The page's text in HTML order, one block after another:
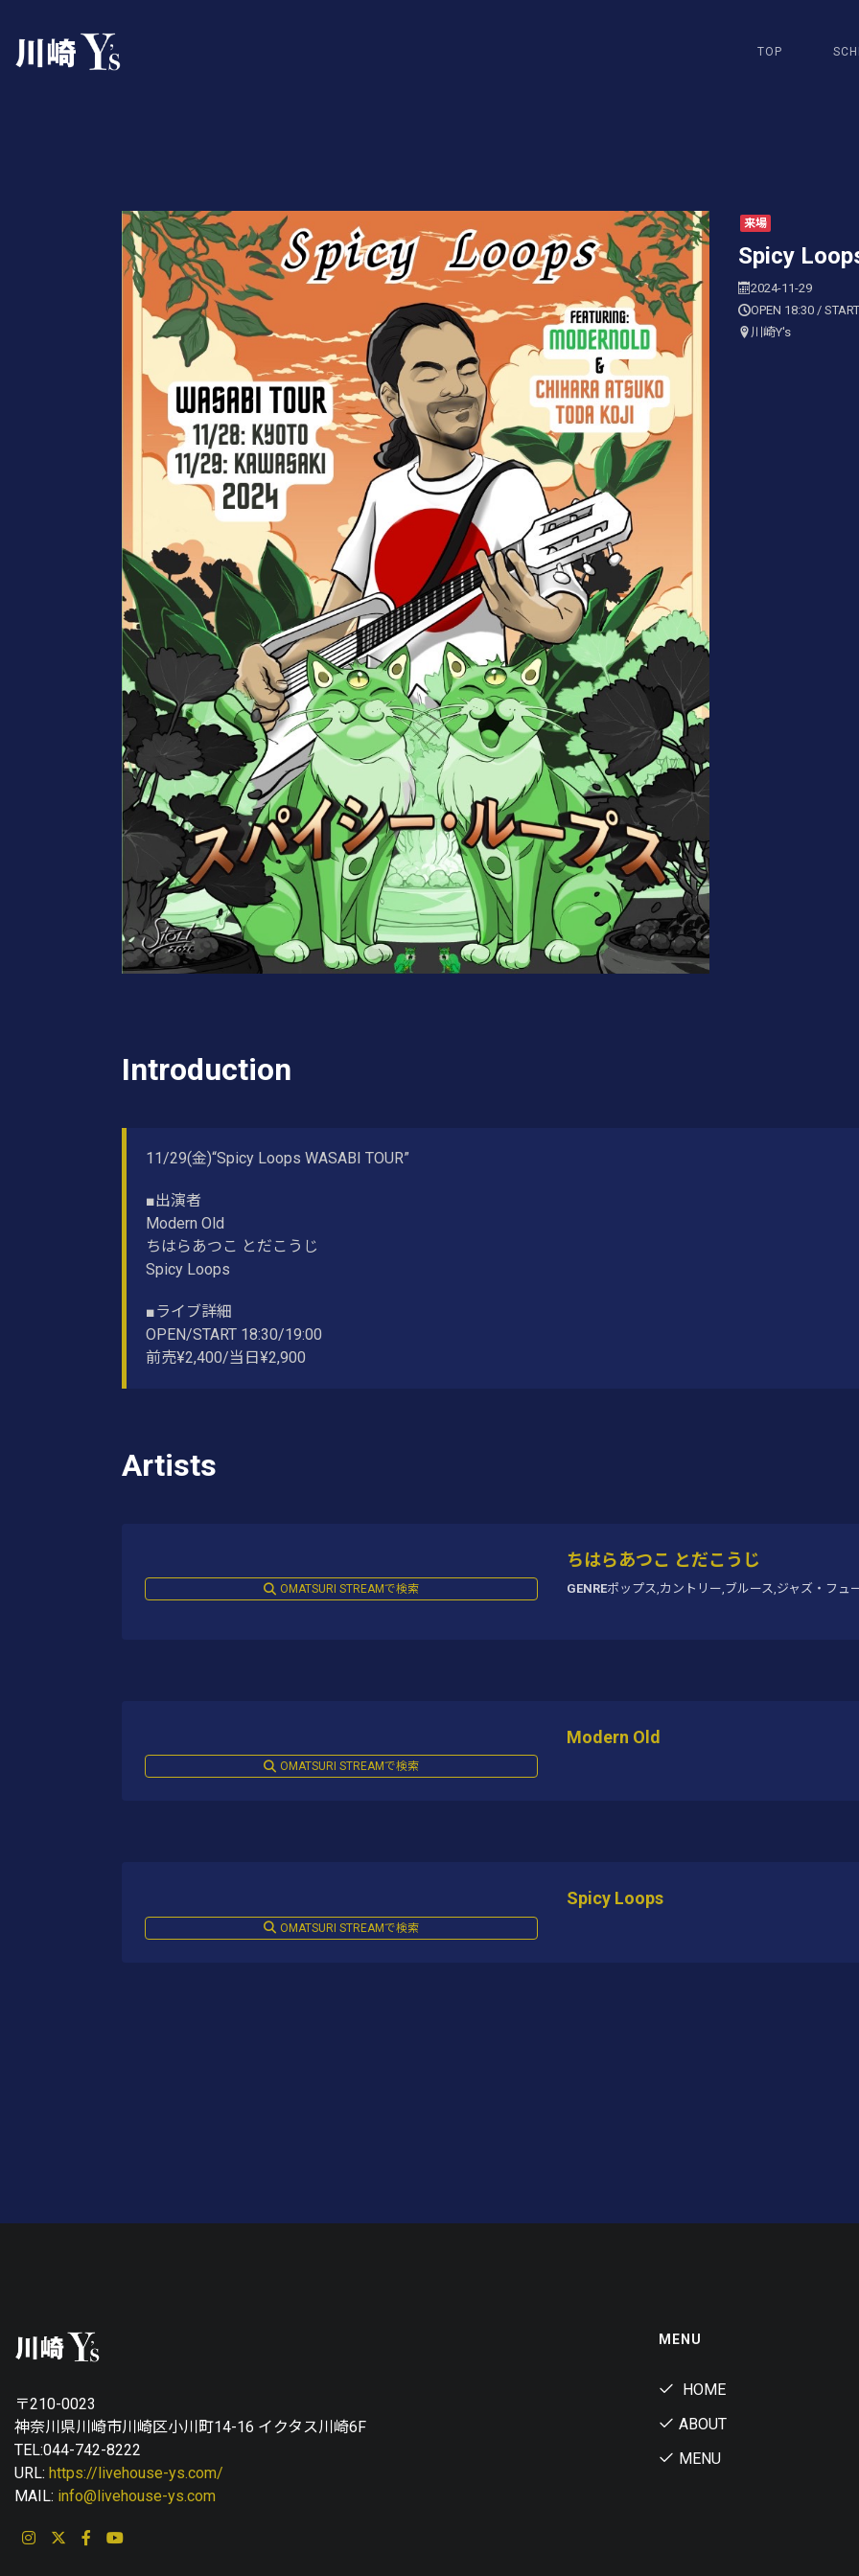
TOP
来場
Spicy
2024-11-29
OPEN 18:30 /
川崎Y's
Introduction
11/29(金)“Spicy Loops WASABI TOUR”
■出演者
Modern Old
ちはらあつこ とだこうじ
Spicy Loops
■ライブ詳細
OPEN/START 18:30/19:00
前売¥2,400/当日¥2,900
Artists
OMATSURI STREAMで検索
ちはらあつこ とだこうじ
GENREポップス, カントリー, ブルース, ジャズ・フュ
OMATSURI STREAMで検索
Modern Old
OMATSURI STREAMで検索
Spicy Loops
〒210-0023
神奈川県川崎市川崎区小川町14-16 イクタス川崎6F
TEL:044-742-8222
URL: https://livehouse-ys.com/
MAIL: info@livehouse-ys.com
MENU
HOME
ABOUT
MENU